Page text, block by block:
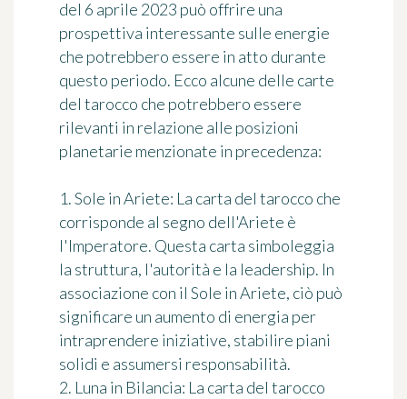
del 6 aprile 2023 può offrire una
prospettiva interessante sulle energie
che potrebbero essere in atto durante
questo periodo. Ecco alcune delle carte
del tarocco che potrebbero essere
rilevanti in relazione alle posizioni
planetarie menzionate in precedenza:
1. Sole in Ariete: La carta del tarocco che
corrisponde al segno dell'Ariete è
l'Imperatore. Questa carta simboleggia
la struttura, l'autorità e la leadership. In
associazione con il Sole in Ariete, ciò può
significare un aumento di energia per
intraprendere iniziative, stabilire piani
solidi e assumersi responsabilità.
2. Luna in Bilancia: La carta del tarocco